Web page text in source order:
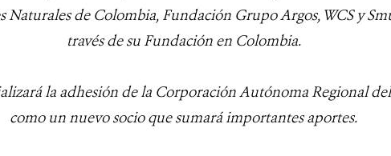
Naturales de Colombia, Fundación Grupo Argos, WCS y
través de su Fundación en Colombia.
la adhesión de la Corporación Autónoma Regional
como un nuevo socio que sumará importantes aportes.